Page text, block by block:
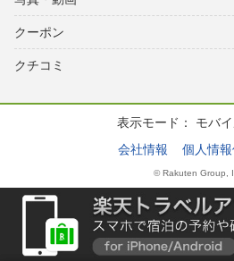
クーポン
クチコミ
表示モード： モバ
会社情報
個人情
© Rakuten Group,